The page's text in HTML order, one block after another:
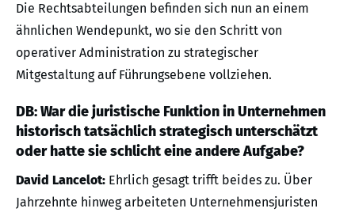
Die Rechtsabteilungen befinden sich nun an einem
ähnlichen Wendepunkt, wo sie den Schritt von
operativer Administration zu strategischer
Mitgestaltung auf Führungsebene vollziehen.
DB: War die juristische Funktion in Unternehmen
historisch tatsächlich strategisch unterschätzt
oder hatte sie schlicht eine andere Aufgabe?
David Lancelot: Ehrlich gesagt trifft beides zu. Über
Jahrzehnte hinweg arbeiteten Unternehmensjuristen